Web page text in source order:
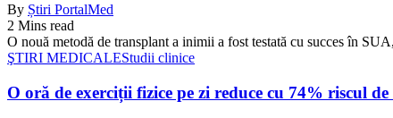
By Știri PortalMed
2 Mins read
O nouă metodă de transplant a inimii a fost testată cu succes în
ŞTIRI MEDICALEStudii clinice
O oră de exerciții fizice pe zi reduce cu 74% riscul